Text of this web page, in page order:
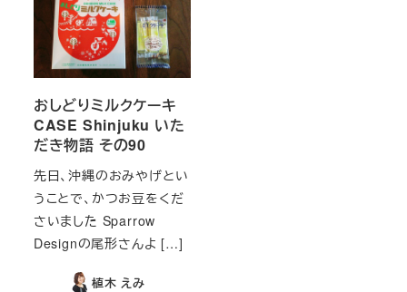
おしどりミルクケーキ
CASE Shinjuku いた
だき物語 その90
先日、沖縄のおみやげとい
うことで、かつお豆をくだ
さいました Sparrow
Designの尾形さんよ […]
植木 えみ